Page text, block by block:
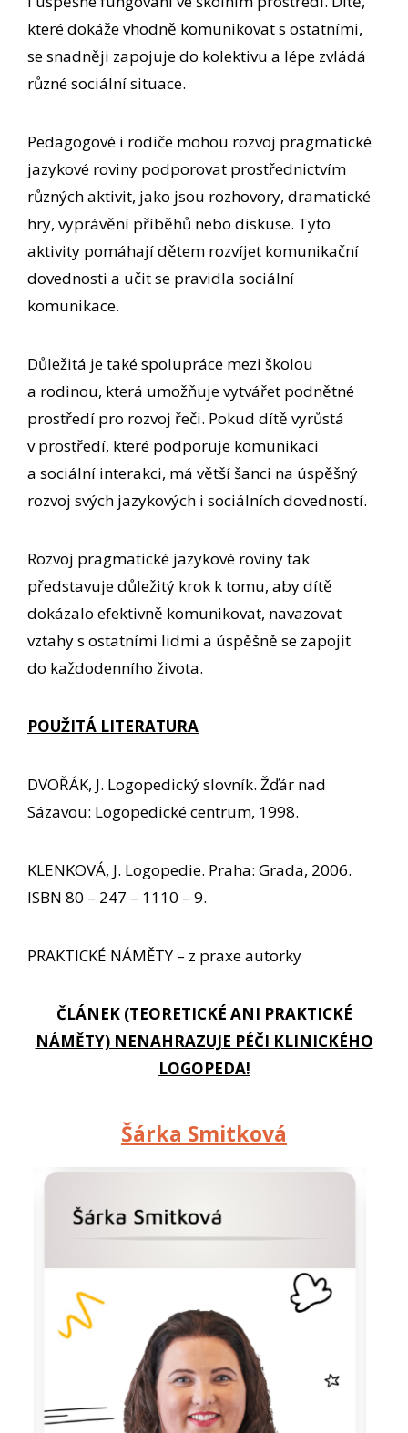
které dokáže vhodně komunikovat s ostatními,
se snadněji zapojuje do kolektivu a lépe zvládá
různé sociální situace.
Pedagogové i rodiče mohou rozvoj pragmatické
jazykové roviny podporovat prostřednictvím
různých aktivit, jako jsou rozhovory, dramatické
hry, vyprávění příběhů nebo diskuse. Tyto
aktivity pomáhají dětem rozvíjet komunikační
dovednosti a učit se pravidla sociální
komunikace.
Důležitá je také spolupráce mezi školou
a rodinou, která umožňuje vytvářet podnětné
prostředí pro rozvoj řeči. Pokud dítě vyrůstá
v prostředí, které podporuje komunikaci
a sociální interakci, má větší šanci na úspěšný
rozvoj svých jazykových i sociálních dovedností.
Rozvoj pragmatické jazykové roviny tak
představuje důležitý krok k tomu, aby dítě
dokázalo efektivně komunikovat, navazovat
vztahy s ostatními lidmi a úspěšně se zapojit
do každodenního života.
POUŽITÁ LITERATURA
DVOŘÁK, J. Logopedický slovník. Žďár nad
Sázavou: Logopedické centrum, 1998.
KLENKOVÁ, J. Logopedie. Praha: Grada, 2006.
ISBN 80 – 247 – 1110 – 9.
PRAKTICKÉ NÁMĚTY – z praxe autorky
ČLÁNEK (TEORETICKÉ ANI PRAKTICKÉ
NÁMĚTY) NENAHRAZUJE PÉČI KLINICKÉHO
LOGOPEDA!
Šárka Smitková